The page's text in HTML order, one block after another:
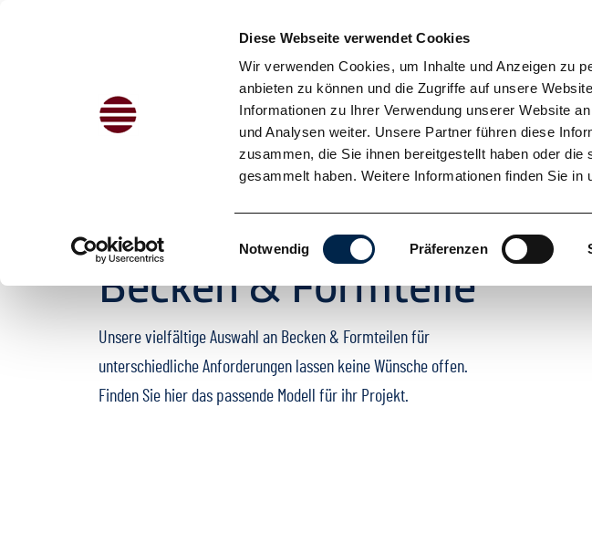
Diese Webseite verwendet Cookies
Wir verwenden Cookies, um Inhalte und Anzeigen zu
anbieten zu können und die Zugriffe auf unsere
Informationen zu Ihrer Verwendung unserer Website
und Analysen weiter. Unsere Partner führen diese
zusammen, die Sie ihnen bereitgestellt haben oder
gesammelt haben. Weitere Informationen finden Sie in
Einwilligungsauswahl
Notwendig Präferenzen
Zum Inhalt springen
Leistungen Mineralwerkstoffe Becken/Formteile
MINERALWERKSTOFFE
Becken & Formteile
Unsere vielfältige Auswahl an Becken & Formteilen für
unterschiedliche Anforderungen lassen keine Wünsche offen.
Finden Sie hier das passende Modell für ihr Projekt.